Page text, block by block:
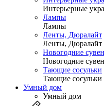
Интерьерные
Лампы
Лампы
Ленты, Дюралайт
Ленты, Дюралайт
Новогодние
Новогодние
Тающие сосульки
Тающие сосульки
Умный дом
Умный дом